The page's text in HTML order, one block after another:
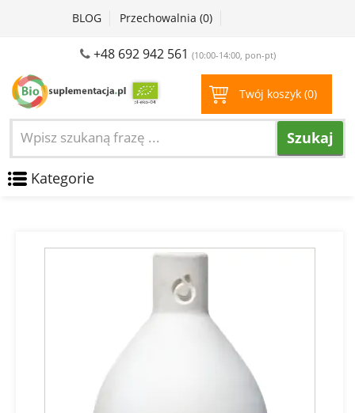
BLOG Przechowalnia (0)
+48 692 942 561 (10:00-14:00, pon-pt)
Twój koszyk (0)
Szukaj
Kategorie